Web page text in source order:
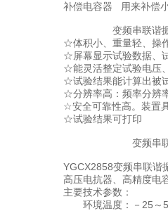
补偿电容器 用来补偿
变频串联谐振成
☆体积小、重量轻、操
☆屏幕显示试验数据、
☆能灵活整定试验电压
☆试验结果能计算出被
☆分辨率高：频率分辨
☆安全可靠性高。装置
☆试验结果可打印
变频串联谐振成
YGCX2858变频串联谐
高压电抗器、高精度电
主要技术参数：
环境温度：－25～